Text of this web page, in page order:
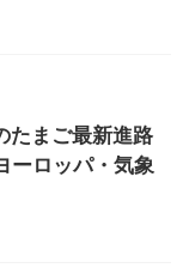
まご最新進路
ーロッパ・気象